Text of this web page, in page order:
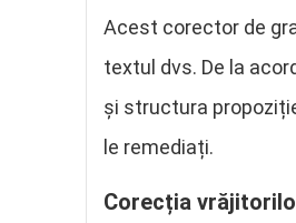
Acest corector de
textul dvs. De la
și structura
le remediați.
Corecția